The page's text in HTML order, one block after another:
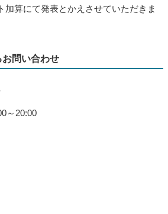
加算にて発表とかえさせていただきま
問い合わせ
～20:00